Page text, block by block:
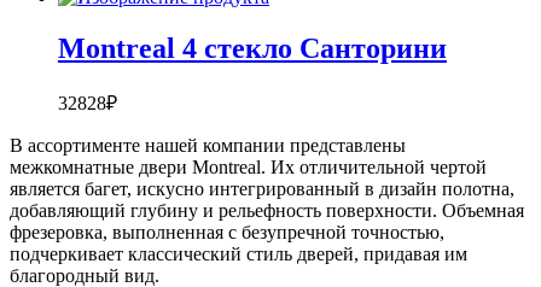
Montreal 4 стекло Санторини
32828₽
В ассортименте нашей компании представлены
межкомнатные двери Montreal. Их отличительной чертой
является багет, искусно интегрированный в дизайн полотна,
добавляющий глубину и рельефность поверхности. Объемная
фрезеровка, выполненная с безупречной точностью,
подчеркивает классический стиль дверей, придавая им
благородный вид.